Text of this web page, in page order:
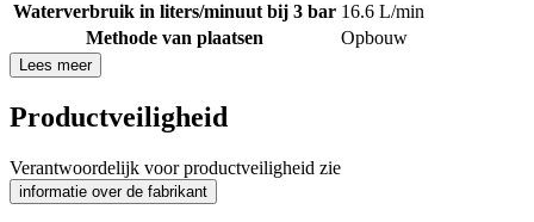
Waterverbruik in liters/minuut bij 3 bar 16.6 L/min
Methode van plaatsen
Opbouw
Lees meer
Productveiligheid
Verantwoordelijk voor productveiligheid zie
informatie over de fabrikant